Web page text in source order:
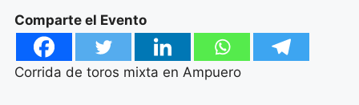
Comparte el Evento
Corrida de toros mixta en Ampuero